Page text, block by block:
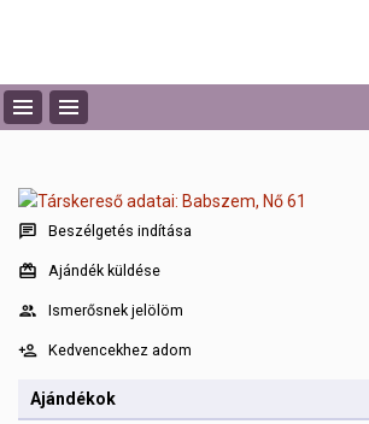
Beszélgetés indítása
Ajándék küldése
Ismerősnek jelölöm
Kedvencekhez adom
Ajándékok